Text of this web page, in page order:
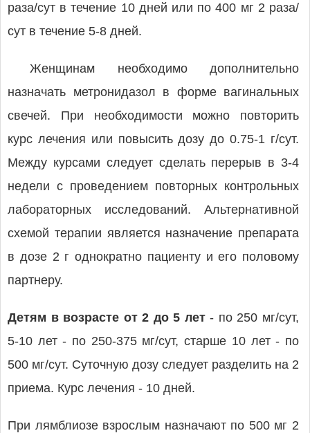
раза/сут в течение 10 дней или по 400 мг 2 раза/
сут в течение 5-8 дней.
Женщинам необходимо дополнительно
назначать метронидазол в форме вагинальных
свечей. При необходимости можно повторить
курс лечения или повысить дозу до 0.75-1 г/сут.
Между курсами следует сделать перерыв в 3-4
недели с проведением повторных контрольных
лабораторных исследований. Альтернативной
схемой терапии является назначение препарата
в дозе 2 г однократно пациенту и его половому
партнеру.
Детям в возрасте от 2 до 5 лет- по 250 мг/сут,
5-10 лет - по 250-375 мг/сут, старше 10 лет - по
500 мг/сут. Суточную дозу следует разделить на 2
приема. Курс лечения - 10 дней.
При лямблиозе взрослым назначают по 500 мг 2